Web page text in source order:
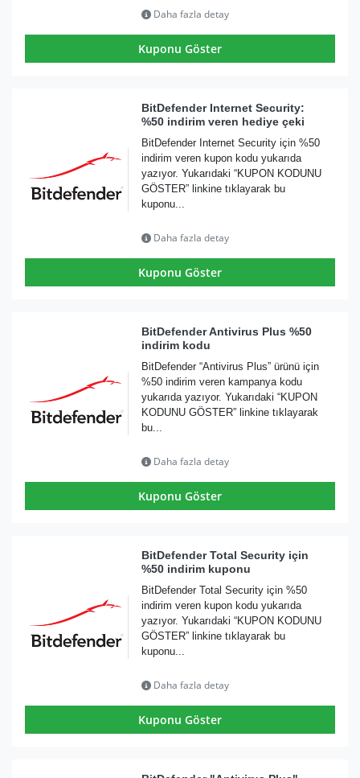
Daha fazla detay
Kuponu Göster
BitDefender Internet Security:
%50 indirim veren hediye çeki
BitDefender Internet Security için %50
indirim veren kupon kodu yukarıda
yazıyor. Yukarıdaki “KUPON KODUNU
GÖSTER” linkine tıklayarak bu
kuponu...
Daha fazla detay
Kuponu Göster
BitDefender Antivirus Plus %50
indirim kodu
BitDefender “Antivirus Plus” ürünü için
%50 indirim veren kampanya kodu
yukarıda yazıyor. Yukarıdaki “KUPON
KODUNU GÖSTER” linkine tıklayarak
bu...
Daha fazla detay
Kuponu Göster
BitDefender Total Security için
%50 indirim kuponu
BitDefender Total Security için %50
indirim veren kupon kodu yukarıda
yazıyor. Yukarıdaki “KUPON KODUNU
GÖSTER” linkine tıklayarak bu
kuponu...
Daha fazla detay
Kuponu Göster